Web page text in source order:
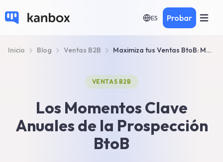
ES Probar
Inicio Blog Ventas B2B Maximiza tus Ventas BtoB: Momentos Clave Anuales
VENTAS B2B
Los Momentos Clave
Anuales de la Prospección
BtoB